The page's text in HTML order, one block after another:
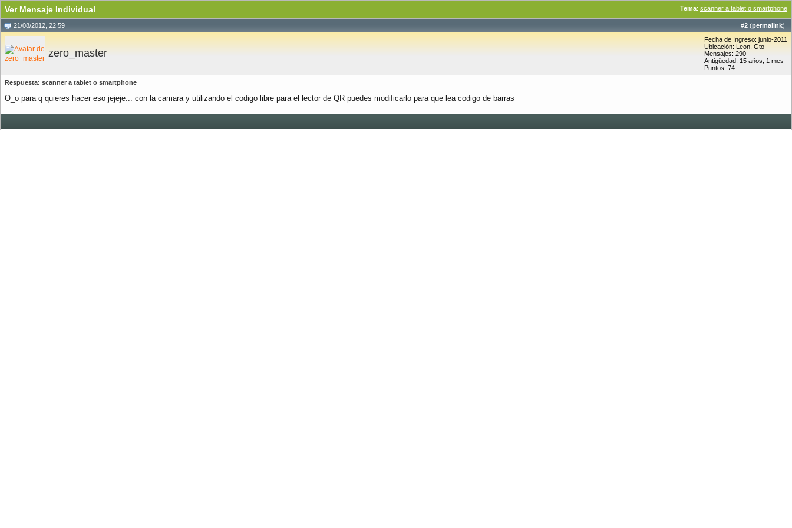
Tema: scanner a tablet o smartphone
Ver Mensaje Individual
#2 (permalink)
21/08/2012, 22:59
zero_master
Fecha de Ingreso: junio-2011
Ubicación: Leon, Gto
Mensajes: 290
Antigüedad: 15 años, 1 mes
Puntos: 74
Respuesta: scanner a tablet o smartphone
O_o para q quieres hacer eso jejeje... con la camara y utilizando el codigo libre para el lector de QR puedes modificarlo para que lea codigo de barras